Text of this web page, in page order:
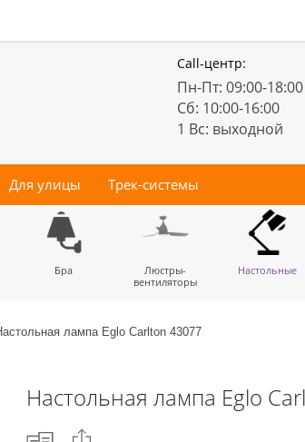
Call-центр:
Пн-Пт: 09:00-18:00
Сб: 10:00-16:00
1 Вс: выходной
Бра
Люстры-
вентиляторы
Настольные
Для улицы
Прожектора Декоративные
Трек-системы
Комплектующие
для трек-систем
лампа Eglo Carlton 43077
Настольная лампа Eglo